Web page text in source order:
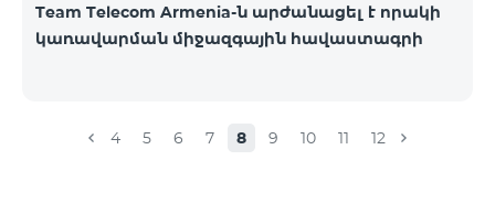
Team Telecom Armenia-ն արժանացել է որակի
կառավարման միջազգային հավաստագրի
4 5 6 7 8 9 10 11 12